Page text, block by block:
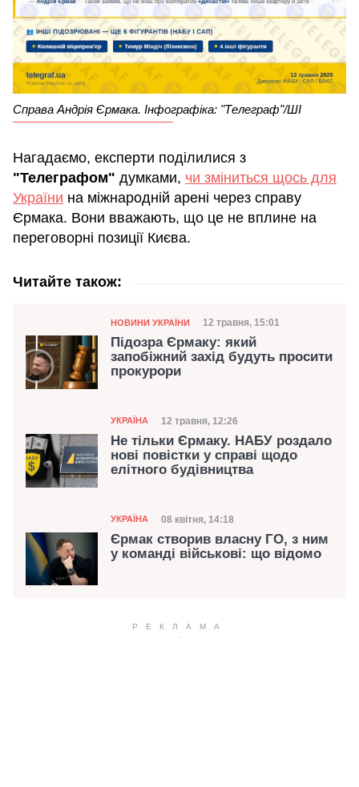
Справа Андрія Єрмака. Інфографіка: "Телеграф"/ШІ
Нагадаємо, експерти поділилися з
"Телеграфом" думками, чи зміниться щось для
України на міжнародній арені через справу
Єрмака. Вони вважають, що це не вплине на
переговорні позиції Києва.
Читайте також:
Категорія
НОВИНИ УКРАЇНИ Дата публікації
12 травня, 15:01
Підозра Єрмаку: який
запобіжний захід будуть просити
прокурори
Категорія
УКРАЇНА Дата публікації
12 травня, 12:26
Не тільки Єрмаку. НАБУ роздало
нові повістки у справі щодо
елітного будівництва
Категорія
УКРАЇНА Дата публікації
08 квітня, 14:18
Єрмак створив власну ГО, з ним
у команді військові: що відомо